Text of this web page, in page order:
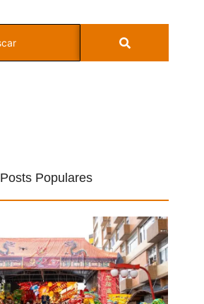
Posts Populares